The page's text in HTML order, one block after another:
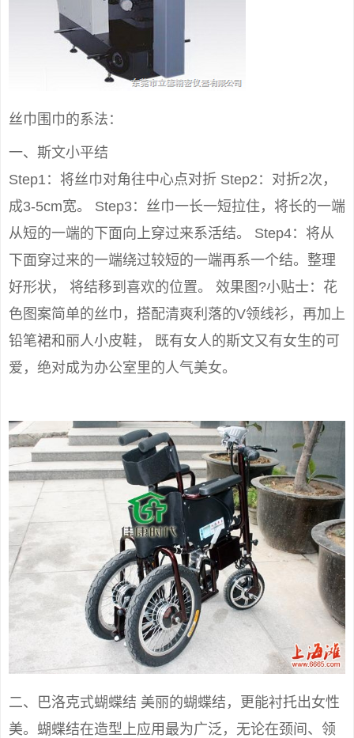
丝巾围巾的系法：
一、斯文小平结
Step1：将丝巾对角往中心点对折 Step2：对折2次，
成3-5cm宽。 Step3：丝巾一长一短拉住，将长的一端
从短的一端的下面向上穿过来系活结。 Step4：将从
下面穿过来的一端绕过较短的一端再系一个结。整理
好形状， 将结移到喜欢的位置。 效果图?小贴士：花
色图案简单的丝巾，搭配清爽利落的V领线衫，再加上
铅笔裙和丽人小皮鞋， 既有女人的斯文又有女生的可
爱，绝对成为办公室里的人气美女。
二、巴洛克式蝴蝶结 美丽的蝴蝶结，更能衬托出女性
美。蝴蝶结在造型上应用最为广泛，无论在颈间、领